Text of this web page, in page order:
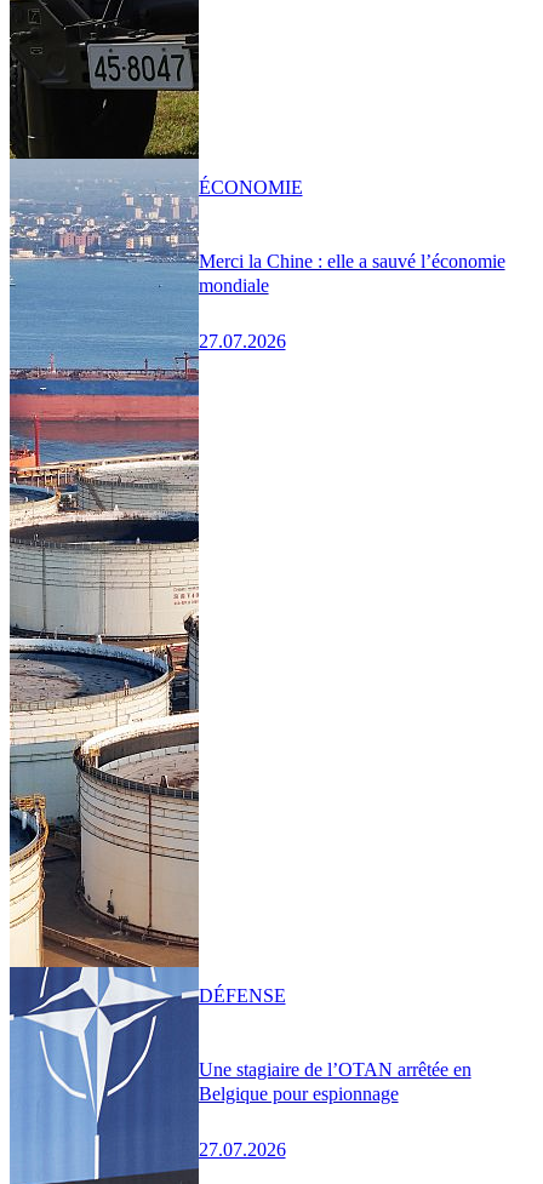
Merci la Chine : elle a sauvé l’économie
mondiale
27.07.2026
ÉCONOMIE
Une stagiaire de l’OTAN arrêtée en
Belgique pour espionnage
27.07.2026
DÉFENSE